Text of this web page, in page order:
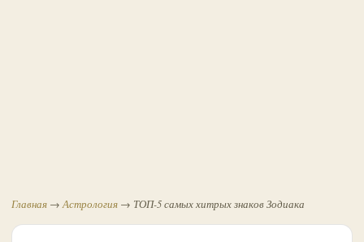
Главная → Астрология → ТОП-5 самых хитрых знаков Зодиака